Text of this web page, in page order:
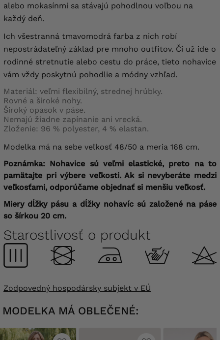
alebo mokasínmi sa stávajú pohodlnou voľbou na
každý deň.
Ich všestranná tmavomodrá farba z nich robí
nepostrádateľný základ pre mnoho outfitov. Či už ide o
rodinné stretnutie alebo cestu do práce, tieto nohavice
vám vždy poskytnú pohodlie a módny vzhľad.
Materiál: veľmi flexibilný, strednej hrúbky.
Rovné a široké nohy.
Široký opasok v páse.
Nemajú žiadne zapínanie ani vrecká.
Zloženie: 96 % polyester, 4 % elastan.
Modelka má na sebe veľkosť 48/50 a meria 168 cm.
Poznámka: Nohavice sú veľmi elastické, preto na to
pamätajte pri výbere veľkosti. Ak si nevyberáte medzi
veľkosťami, odporúčame objednať si menšiu veľkosť.
Miery dĺžky pásu a dĺžky nohavíc sú založené na páse
so šírkou 20 cm.
Starostlivosť o produkt
Zodpovedný hospodársky subjekt v EÚ
MODELKA MÁ OBLEČENÉ: